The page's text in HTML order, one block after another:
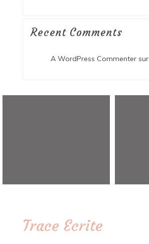
Recent Comments
A WordPress Commentersur
Trace Ecrite